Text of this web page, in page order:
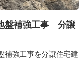
盤補強工事 分譲
補強工事を分譲住宅建